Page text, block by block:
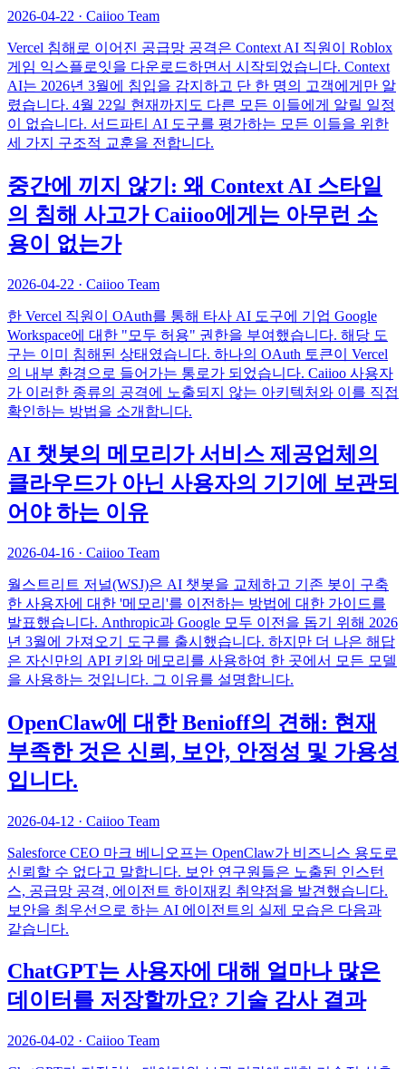
2026-04-22 · Caiioo Team
Vercel 침해로 이어진 공급망 공격은 Context AI 직원이 Roblox
게임 익스플로잇을 다운로드하면서 시작되었습니다. Context
AI는 2026년 3월에 침입을 감지하고 단 한 명의 고객에게만 알
렸습니다. 4월 22일 현재까지도 다른 모든 이들에게 알릴 일정
이 없습니다. 서드파티 AI 도구를 평가하는 모든 이들을 위한
세 가지 구조적 교훈을 전합니다.
중간에 끼지 않기: 왜 Context AI 스타일
의 침해 사고가 Caiioo에게는 아무런 소
용이 없는가
2026-04-22 · Caiioo Team
한 Vercel 직원이 OAuth를 통해 타사 AI 도구에 기업 Google
Workspace에 대한 "모두 허용" 권한을 부여했습니다. 해당 도
구는 이미 침해된 상태였습니다. 하나의 OAuth 토큰이 Vercel
의 내부 환경으로 들어가는 통로가 되었습니다. Caiioo 사용자
가 이러한 종류의 공격에 노출되지 않는 아키텍처와 이를 직접
확인하는 방법을 소개합니다.
AI 챗봇의 메모리가 서비스 제공업체의
클라우드가 아닌 사용자의 기기에 보관되
어야 하는 이유
2026-04-16 · Caiioo Team
월스트리트 저널(WSJ)은 AI 챗봇을 교체하고 기존 봇이 구축
한 사용자에 대한 '메모리'를 이전하는 방법에 대한 가이드를
발표했습니다. Anthropic과 Google 모두 이전을 돕기 위해 2026
년 3월에 가져오기 도구를 출시했습니다. 하지만 더 나은 해답
은 자신만의 API 키와 메모리를 사용하여 한 곳에서 모든 모델
을 사용하는 것입니다. 그 이유를 설명합니다.
OpenClaw에 대한 Benioff의 견해: 현재
부족한 것은 신뢰, 보안, 안정성 및 가용성
입니다.
2026-04-12 · Caiioo Team
Salesforce CEO 마크 베니오프는 OpenClaw가 비즈니스 용도로
신뢰할 수 없다고 말합니다. 보안 연구원들은 노출된 인스턴
스, 공급망 공격, 에이전트 하이재킹 취약점을 발견했습니다.
보안을 최우선으로 하는 AI 에이전트의 실제 모습은 다음과
같습니다.
ChatGPT는 사용자에 대해 얼마나 많은
데이터를 저장할까요? 기술 감사 결과
2026-04-02 · Caiioo Team